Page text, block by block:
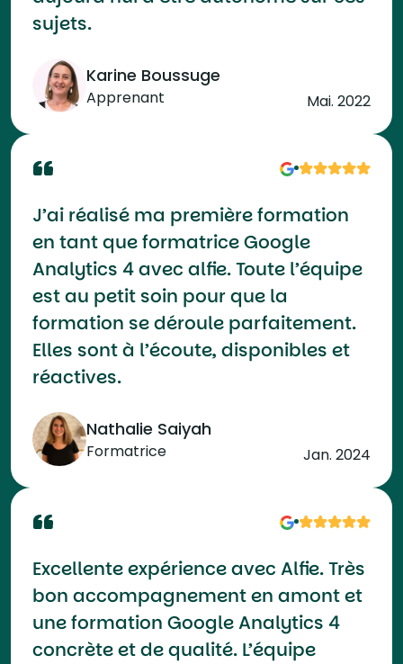
sujets.
Karine Boussuge
Apprenant Mai. 2022
J’ai réalisé ma première formation
en tant que formatrice Google
Analytics 4 avec alfie. Toute l’équipe
est au petit soin pour que la
formation se déroule parfaitement.
Elles sont à l’écoute, disponibles et
réactives.
Nathalie Saiyah
Formatrice Jan. 2024
Excellente expérience avec Alfie. Très
bon accompagnement en amont et
une formation Google Analytics 4
concrète et de qualité. L’équipe